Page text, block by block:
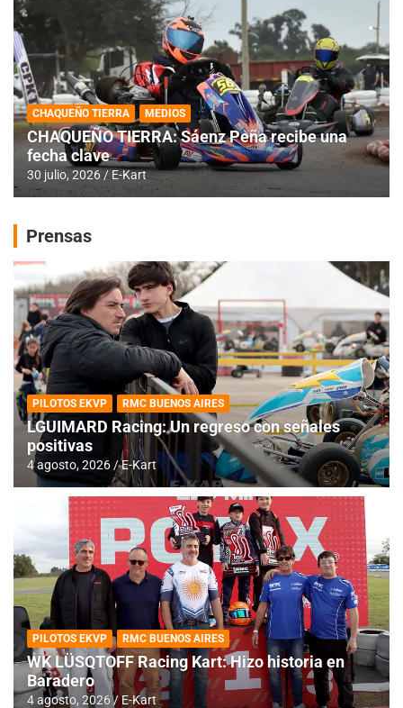
CHAQUEÑO TIERRA MEDIOS
CHAQUEÑO TIERRA: Sáenz Peña recibe una
fecha clave
30 julio, 2026 E-Kart
Prensas
PILOTOS EKVP RMC BUENOS AIRES
LGUIMARD Racing: Un regreso con señales
positivas
4 agosto, 2026 E-Kart
PILOTOS EKVP RMC BUENOS AIRES
WK LÜSQTOFF Racing Kart: Hizo historia en
Baradero
4 agosto, 2026 E-Kart